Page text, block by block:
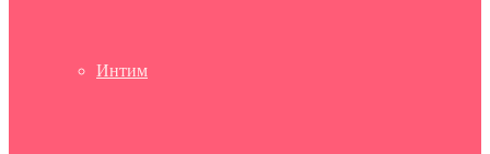
Интим